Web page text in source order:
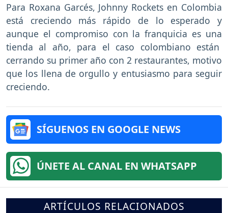
Para Roxana Garcés, Johnny Rockets en Colombia
está creciendo más rápido de lo esperado y
aunque el compromiso con la franquicia es una
tienda al año, para el caso colombiano están
cerrando su primer año con 2 restaurantes, motivo
que los llena de orgullo y entusiasmo para seguir
creciendo.
SÍGUENOS EN GOOGLE NEWS
ÚNETE AL CANAL EN WHATSAPP
ARTÍCULOS RELACIONADOS